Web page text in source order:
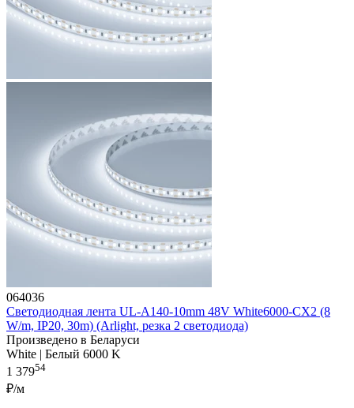
064036
Светодиодная лента UL-A140-10mm 48V White6000-CX2 (8
W/m, IP20, 30m) (Arlight, резка 2 светодиода)
Произведено в Беларуси
White | Белый 6000 K
1 37954
₽/м